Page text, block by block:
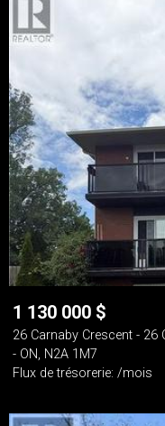
1 130 000 $
26 Carnaby Crescent - 26
- ON, N2A 1M7
Flux de trésorerie: /mois